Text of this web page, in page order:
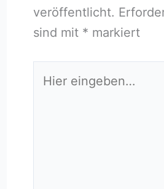
veröffentlicht.
sind mit * markiert
eingeben…